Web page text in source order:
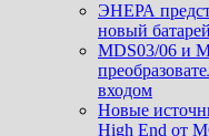
ЭНЕРА
новый
MDS03/06 и
входом
Новые
High End от